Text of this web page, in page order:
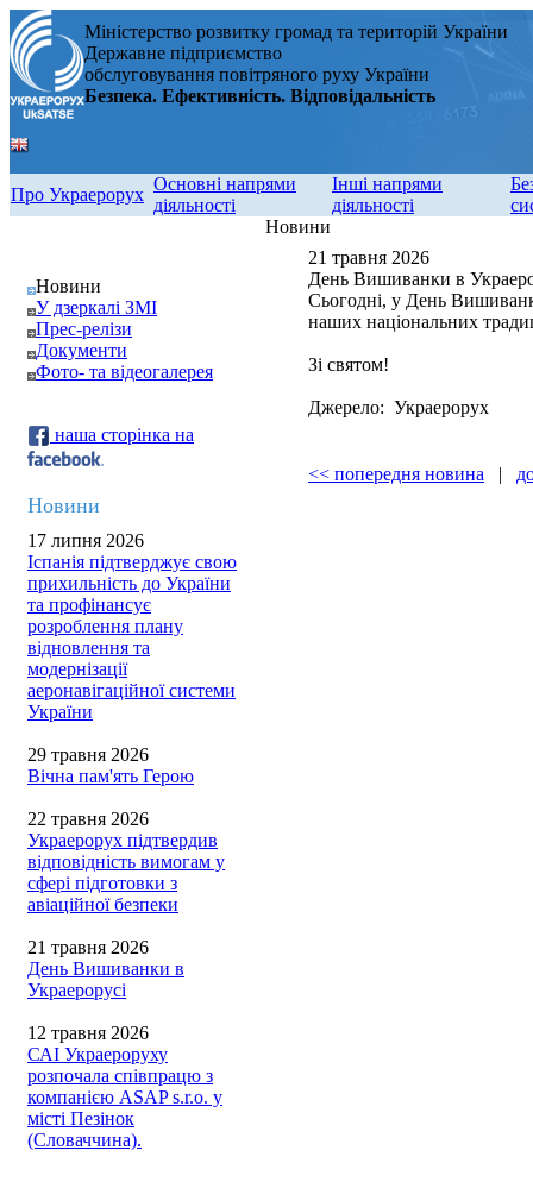
Міністерство розвитку громад та територій України
Державне підприємство
обслуговування повітряного руху України
Безпека. Ефективність. Відповідальність
Про Украерорух
Основні напрями
діяльності
Інші напрями
діяльності
Новини
У дзеркалі ЗМІ
Прес-релізи
Документи
Фото- та відеогалерея
наша сторінка на
Новини
17 липня 2026
Іспанія підтверджує свою
прихильність до України
та профінансує
розроблення плану
відновлення та
модернізації
аеронавігаційної системи
України
29 травня 2026
Вічна пам'ять Герою
22 травня 2026
Украерорух підтвердив
відповідність вимогам у
сфері підготовки з
авіаційної безпеки
21 травня 2026
День Вишиванки в
Украерорусі
12 травня 2026
САІ Украероруху
розпочала співпрацю з
компанією ASAP s.r.o. у
місті Пезінок
(Словаччина).
Новини
21 травня 2026
День Вишиванки в
Сьогодні, у День
наших національних
Зі святом!
Джерело: Украерорух
<< попередня новина |